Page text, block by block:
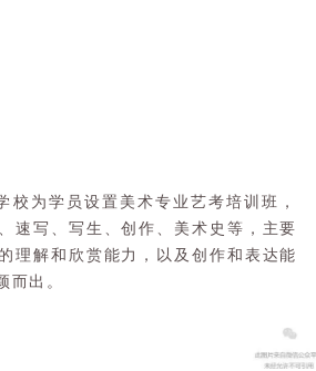
校为学员设置美术专业艺考培训班，
速写、写生、创作、美术史等，主要
理解和欣赏能力，以及创作和表达能
而出。